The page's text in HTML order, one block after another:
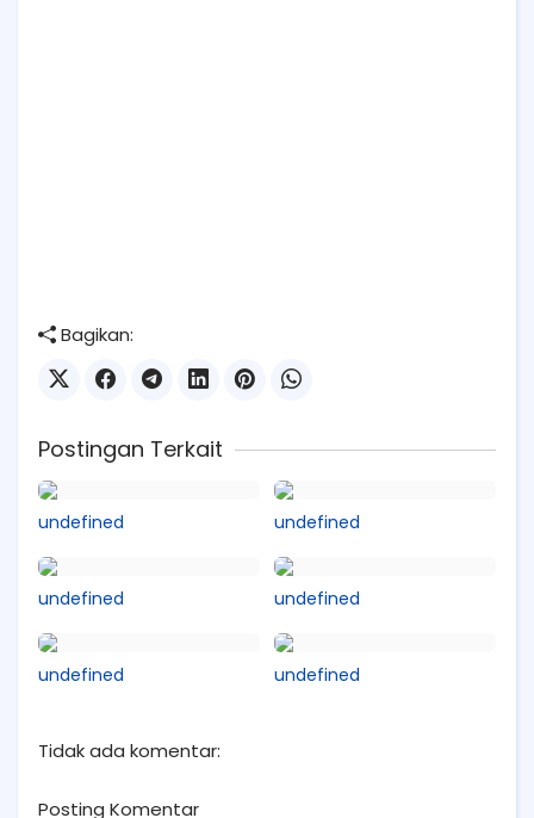
Bagikan:
Postingan Terkait
undefined undefined
undefined undefined
undefined undefined
Tidak ada komentar:
Posting Komentar